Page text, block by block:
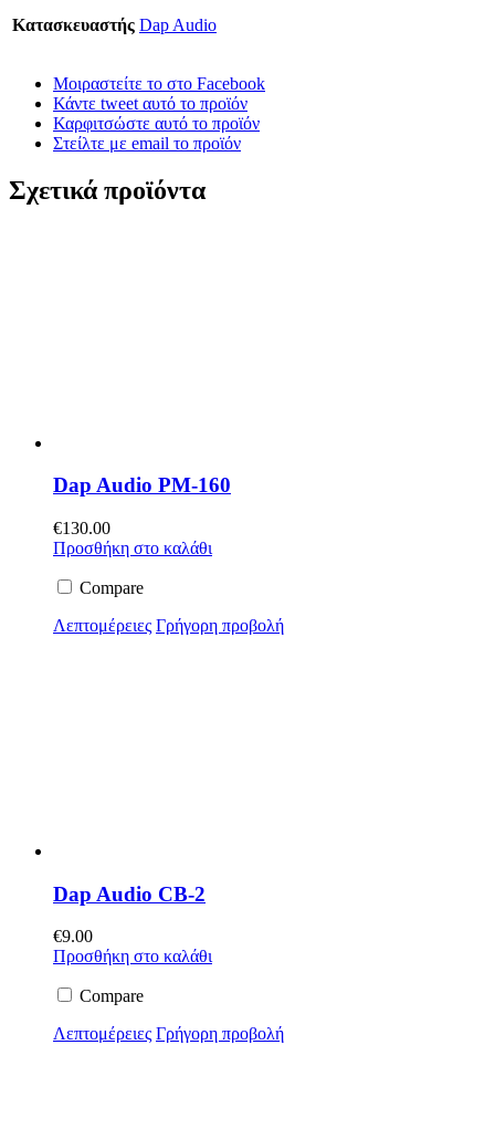
Κατασκευαστής Dap Audio
Μοιραστείτε το στο Facebook
Κάντε tweet αυτό το προϊόν
Καρφιτσώστε αυτό το προϊόν
Στείλτε με email το προϊόν
Σχετικά προϊόντα
Dap Audio PM-160
€130.00
Προσθήκη στο καλάθι
Compare
Λεπτομέρειες Γρήγορη προβολή
Dap Audio CB-2
€9.00
Προσθήκη στο καλάθι
Compare
Λεπτομέρειες Γρήγορη προβολή